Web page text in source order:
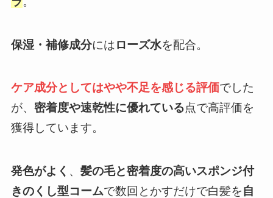
保湿・補修成分にはローズ水を配合。
ケア成分としてはやや不足を感じる評価でした
が、 密着度や速乾性に優れている点で高評価を
獲得しています。
発色がよく 、 髪の毛と密着度の高いスポンジ付
きのくし型コームで数回とかすだけで白髪を自